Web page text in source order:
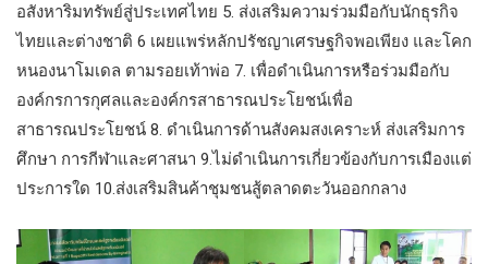
อสังหาริมทรัพย์สู่ประเทศไทย 5. ส่งเสริมความร่วมมือกับนักธุรกิจ
ไทยและต่างชาติ 6 เผยแพร่หลักปรัชญาเศรษฐกิจพอเพียง และโคก
หนองนาโมเดล ตามรอยเท้าพ่อ 7. เพื่อดำเนินการหรือร่วมมือกับ
องค์กรการกุศลและองค์กรสาธารณประโยชน์เพื่อ
สาธารณประโยชน์ 8. ดำเนินการด้านสังคมสงเคราะห์ ส่งเสริมการ
ศึกษา การกีฬาและศาสนา 9.ไม่ดำเนินการเกี่ยวข้องกับการเมืองแต่
ประการใด 10.ส่งเสริมสินค้าชุมชนสู้ตลาดตะวันออกกลาง